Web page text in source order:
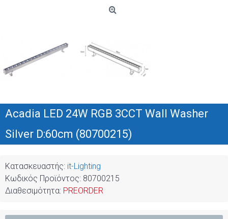
Acadia LED 24W RGB 3CCT Wall Washer
Silver D:60cm (80700215)
Κατασκευαστής: it-Lighting
Κωδικός Προϊόντος: 80700215
Διαθεσιμότητα: PREORDER